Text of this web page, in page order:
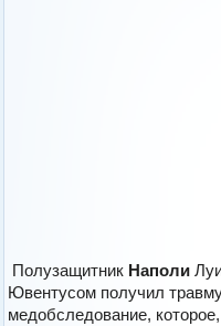
Полузащитник Наполи
Ювентусом получил
медобследование,